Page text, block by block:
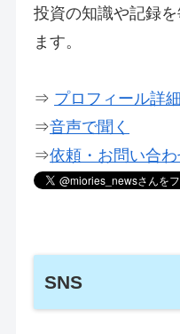
投資の知識や記録
ます。
⇒ プロフィール詳細
⇒音声で聞く
⇒依頼・お問い合
SNS